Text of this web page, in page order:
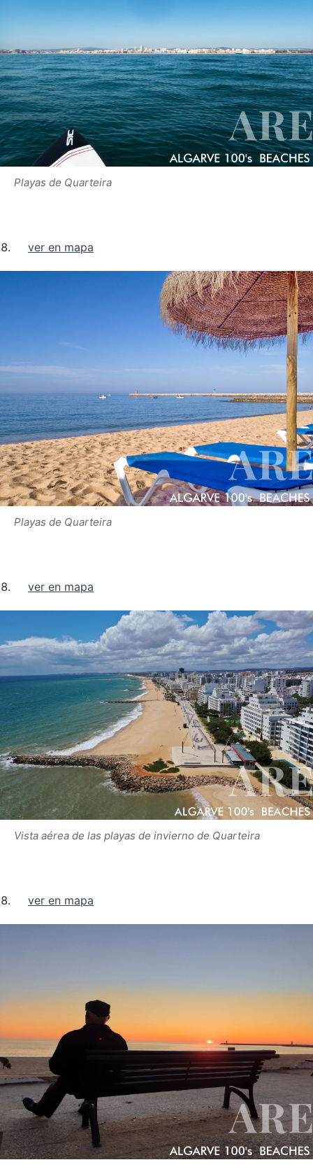
Playas de Quarteira
ver en mapa
Playas de Quarteira
ver en mapa
Vista aérea de las playas de invierno de Quarteira
ver en mapa